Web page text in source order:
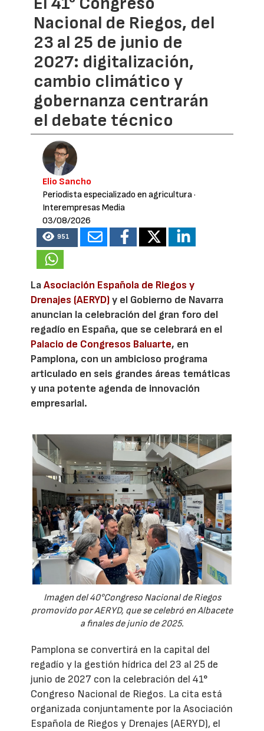
Nacional de Riegos, del
23 al 25 de junio de
2027: digitalización,
cambio climático y
gobernanza centrarán
el debate técnico
Elio Sancho
Periodista especializado en agricultura·
Interempresas Media
03/08/2026
951
LaAsociación Española de Riegos y
Drenajes (AERYD)y el Gobierno de Navarra
anuncian la celebración del gran foro del
regadío en España, que se celebrará en el
Palacio de Congresos Baluarte, en
Pamplona, con un ambicioso programa
articulado en seis grandes áreas temáticas
y una potente agenda de innovación
empresarial.
Imagen del 40°Congreso Nacional de Riegos
promovido por AERYD, que se celebró en Albacete
a finales de junio de 2025.
Pamplona se convertirá en la capital del
regadío y la gestión hídrica del 23 al 25 de
junio de 2027 con la celebración del 41°
Congreso Nacional de Riegos. La cita está
organizada conjuntamente por la Asociación
Española de Riegos y Drenajes (AERYD), el